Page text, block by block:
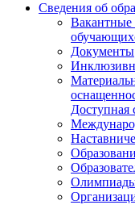
Сведения об
Вакантные
Документы
Доступная